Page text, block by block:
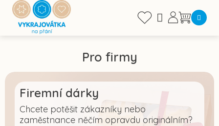
Přejít
obsah
Nákupní
Pro firmy
Firemní dárky
Chcete potěšit zákazníky nebo
zaměstnance něčím opravdu originálním?